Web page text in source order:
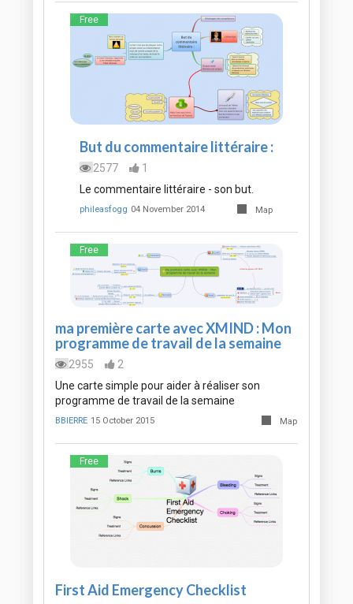
Free
But du commentaire littéraire :
2577
1
Le commentaire littéraire - son but.
phileasfogg 04 November 2014 Map
Free
ma première carte avec XMIND : Mon
programme de travail de la semaine
2955
2
Une carte simple pour aider à réaliser son
programme de travail de la semaine
BBIERRE 15 October 2015 Map
Free
First Aid Emergency Checklist